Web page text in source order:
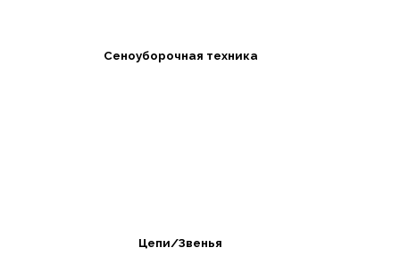
Сеноуборочная техника
Цепи/Звенья